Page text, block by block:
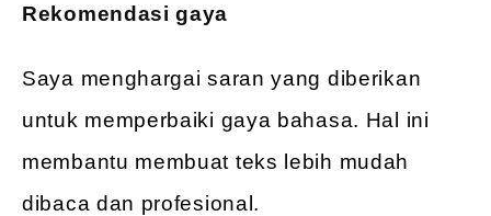
Rekomendasi gaya
Saya menghargai saran yang diberikan
untuk memperbaiki gaya bahasa. Hal ini
membantu membuat teks lebih mudah
dibaca dan profesional.